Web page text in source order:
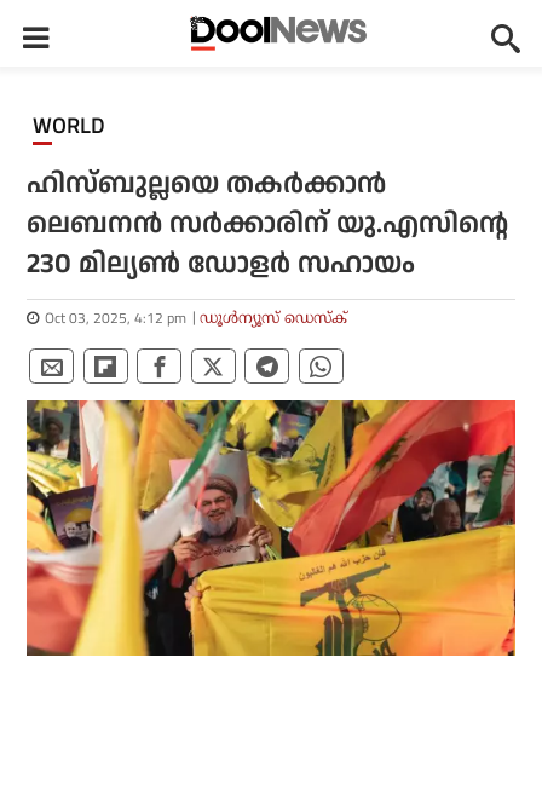
WORLD
ഹിസ്ബുല്ലയെ തകര്‍ക്കാന്‍
ലെബനന്‍ സര്‍ക്കാരിന് യു.എസിന്റെ
230 മില്യണ്‍ ഡോളര്‍ സഹായം
Oct 03, 2025, 4:12 pm ഡൂള്‍ന്യൂസ് ഡെസ്‌ക്